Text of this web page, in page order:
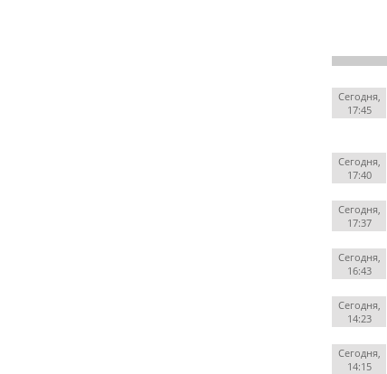
Сегодня,
17:45
Сегодня,
17:40
Сегодня,
17:37
Сегодня,
16:43
Сегодня,
14:23
Сегодня,
14:15